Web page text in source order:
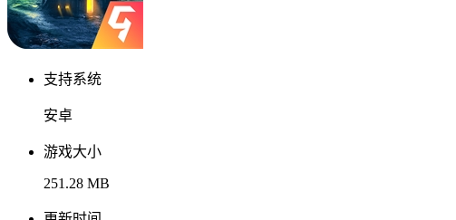
支持系统
安卓
游戏大小
251.28 MB